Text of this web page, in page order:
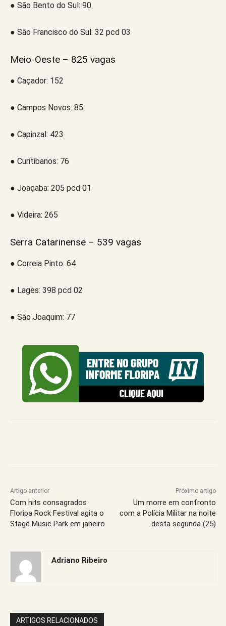
● São Bento do Sul: 90
● São Francisco do Sul: 32 pcd 03
Meio-Oeste – 825 vagas
● Caçador: 152
● Campos Novos: 85
● Capinzal: 423
● Curitibanos: 76
● Joaçaba: 205 pcd 01
● Videira: 265
Serra Catarinense – 539 vagas
● Correia Pinto: 64
● Lages: 398 pcd 02
● São Joaquim: 77
Artigo anterior
Com hits consagrados
Floripa Rock Festival agita o
Stage Music Park em janeiro
Próximo artigo
Um morre em confronto
com a Polícia Militar na noite
desta segunda (25)
Adriano Ribeiro
ARTIGOS RELACIONADOS